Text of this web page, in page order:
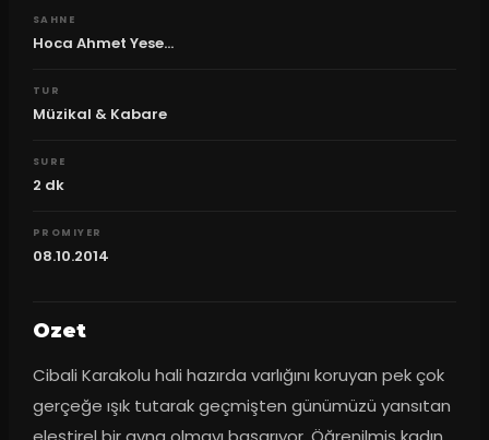
SAHNE
Hoca Ahmet Yese...
TUR
Müzikal & Kabare
SURE
2 dk
PROMIYER
08.10.2014
Ozet
Cibali Karakolu hali hazırda varlığını koruyan pek çok
gerçeğe ışık tutarak geçmişten günümüzü yansıtan